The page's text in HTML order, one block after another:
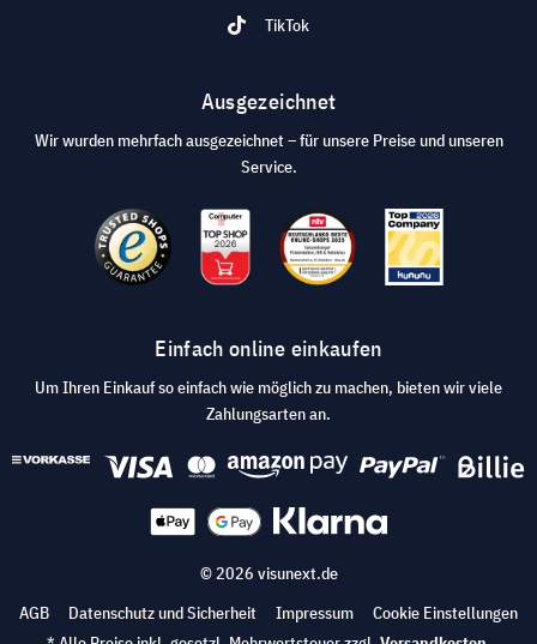
TikTok
Ausgezeichnet
Wir wurden mehrfach ausgezeichnet – für unsere Preise und unseren
Service.
Einfach online einkaufen
Um Ihren Einkauf so einfach wie möglich zu machen, bieten wir viele
Zahlungsarten an.
© 2026 visunext.de
AGB
Datenschutz und Sicherheit Impressum
Cookie Einstellungen